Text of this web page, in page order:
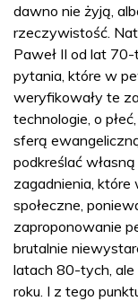
dawno nie żyją,
rzeczywistość.
Paweł II od lat
pytania, które w
weryfikowały te
technologie, o
sferą
podkreślać
zagadnienia, które
społeczne,
zaproponowanie
brutalnie
latach 80-tych,
roku. I z tego